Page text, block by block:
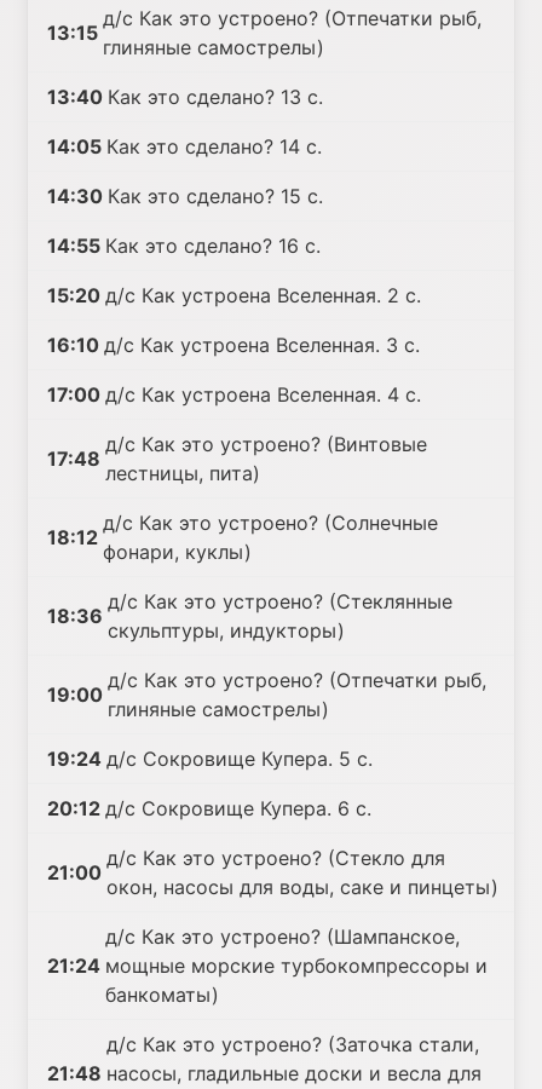
13:15
д/с Как это устроено? (Отпечатки рыб,
глиняные самострелы)
13:40 Как это сделано? 13 с.
14:05 Как это сделано? 14 с.
14:30 Как это сделано? 15 с.
14:55 Как это сделано? 16 с.
15:20 д/с Как устроена Вселенная. 2 с.
16:10 д/с Как устроена Вселенная. 3 с.
17:00 д/с Как устроена Вселенная. 4 с.
17:48
д/с Как это устроено? (Винтовые
лестницы, пита)
18:12
д/с Как это устроено? (Солнечные
фонари, куклы)
18:36
д/с Как это устроено? (Стеклянные
скульптуры, индукторы)
19:00
д/с Как это устроено? (Отпечатки рыб,
глиняные самострелы)
19:24 д/с Сокровище Купера. 5 с.
20:12 д/с Сокровище Купера. 6 с.
21:00
д/с Как это устроено? (Стекло для
окон, насосы для воды, саке и пинцеты)
21:24
д/с Как это устроено? (Шампанское,
мощные морские турбокомпрессоры и
банкоматы)
21:48
д/с Как это устроено? (Заточка стали,
насосы, гладильные доски и весла для